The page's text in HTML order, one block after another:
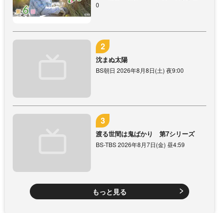
0
沈まぬ太陽
BS朝日 2026年8月8日(土) 夜9:00
渡る世間は鬼ばかり 第7シリーズ
BS-TBS 2026年8月7日(金) 昼4:59
もっと見る